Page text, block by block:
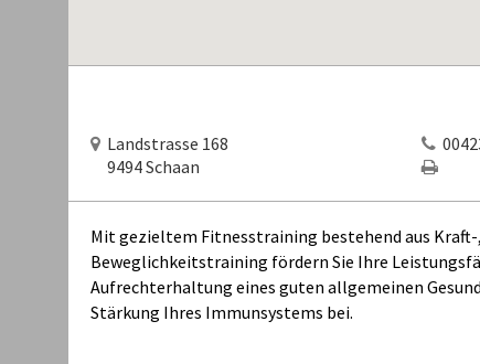
Landstrasse 168
9494 Schaan
Mit gezieltem Fitnesstraining bestehend aus Kraft-
Beweglichkeitstraining fördern Sie Ihre
Aufrechterhaltung eines guten allgemeinen
Stärkung Ihres Immunsystems bei.